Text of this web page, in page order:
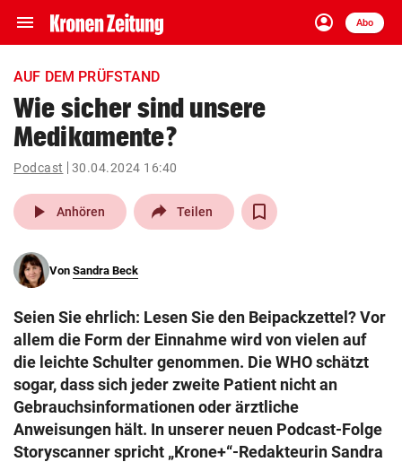
menu Navigation
ein-/ausklappen
account_circle
Anmelden
Abo
close Schließen
account_circle Anmelden
pin_drop
Wien arrow_right
search
eingeben
Muthgasse 2, 1190 Wien
AUF DEM PRÜFSTAND
Wie sicher sind unsere
Medikamente?
Podcast 30.04.2024 16:40
play_arrow Anhören Teilen
Von Sandra Beck
Seien Sie ehrlich: Lesen Sie den Beipackzettel? Vor
allem die Form der Einnahme wird von vielen auf
die leichte Schulter genommen. Die WHO schätzt
sogar, dass sich jeder zweite Patient nicht an
Gebrauchsinformationen oder ärztliche
Anweisungen hält. In unserer neuen Podcast-Folge
Storyscanner spricht „Krone+“-Redakteurin Sandra